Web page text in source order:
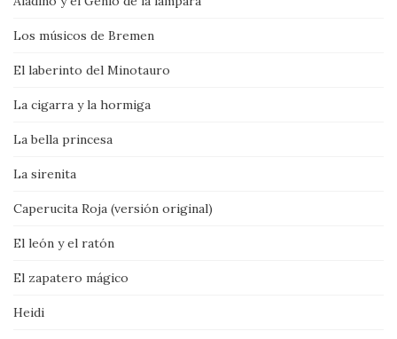
Los músicos de Bremen
El laberinto del Minotauro
La cigarra y la hormiga
La bella princesa
La sirenita
Caperucita Roja (versión original)
El león y el ratón
El zapatero mágico
Heidi